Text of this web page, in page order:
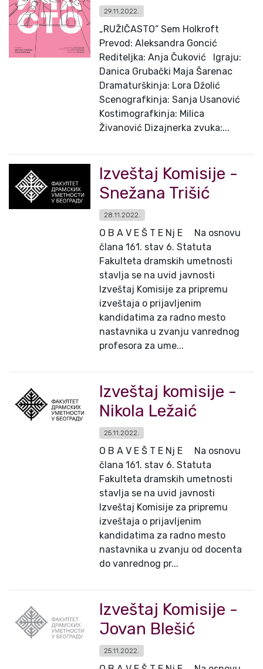
29.11.2022.
„RUŽIČASTO“ Sem Holkroft
Prevod: Aleksandra Goncić
Rediteljka: Anja Čuković Igraju:
Danica Grubački Maja Šarenac
Dramaturškinja: Lora Džolić
Scenografkinja: Sanja Usanović
Kostimografkinja: Milica
Živanović Dizajnerka zvuka:...
Izveštaj Komisije -
Snežana Trišić
28.11.2022.
O B A V E Š T E Nj E Na osnovu
člana 161. stav 6. Statuta
Fakulteta dramskih umetnosti
stavlja se na uvid javnosti
Izveštaj Komisije za pripremu
izveštaja o prijavljenim
kandidatima za radno mesto
nastavnika u zvanju vanrednog
profesora za ume...
Izveštaj komisije -
Nikola Ležaić
25.11.2022.
O B A V E Š T E Nj E Na osnovu
člana 161. stav 6. Statuta
Fakulteta dramskih umetnosti
stavlja se na uvid javnosti
Izveštaj Komisije za pripremu
izveštaja o prijavljenim
kandidatima za radno mesto
nastavnika u zvanju od docenta
do vanrednog pr...
Izveštaj Komisije -
Jovan Blešić
25.11.2022.